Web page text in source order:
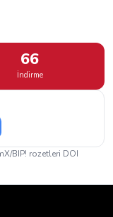
66
İndirme
BIP! rozetleri DOI